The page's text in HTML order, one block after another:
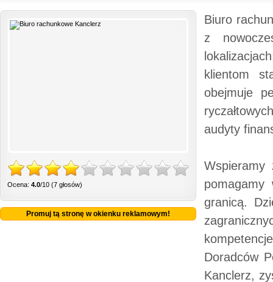
Ocena: 4.0/10 (7 głosów)
Promuj tą stronę w okienku reklamowym!
Biuro
z
klientom
obejmuje
audyty
Wspieramy
granicą.
Doradców
Kanclerz,